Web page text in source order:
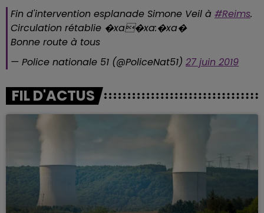
Fin d'intervention esplanade Simone Veil à #Reims.
Circulation rétablie �xa�xa:�xa�
Bonne route à tous
— Police nationale 51 (@PoliceNat51) 27 juin 2019
FIL D'ACTUS